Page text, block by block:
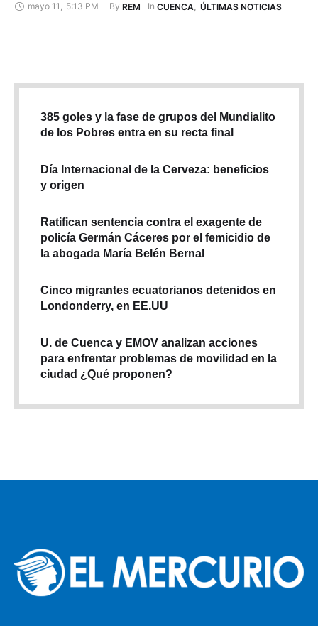
la exposición del funcionario, quien participó en la mesa de
mayo 11 , 5:13 PM By REM In CUENCA ÚLTIMAS NOTICIAS
385 goles y la fase de grupos del Mundialito
de los Pobres entra en su recta final
Día Internacional de la Cerveza: beneficios
y origen
Ratifican sentencia contra el exagente de
policía Germán Cáceres por el femicidio de
la abogada María Belén Bernal
Cinco migrantes ecuatorianos detenidos en
Londonderry, en EE.UU
U. de Cuenca y EMOV analizan acciones
para enfrentar problemas de movilidad en la
ciudad ¿Qué proponen?